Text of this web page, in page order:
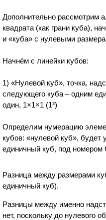
Дополнительно рассмотрим
квадрата (как грани куба),
и «куба» с нулевыми
Начнём с линейки кубов:
1) «Нулевой куб», точка,
следующего куба – одним
один, 1×1×1 (1³)
Определим нумерацию
кубов: «нулевой куб»,
единичный куб, под номером
Разница между размерами
единичный куб).
Разницы между именно
нет, поскольку до нулевого